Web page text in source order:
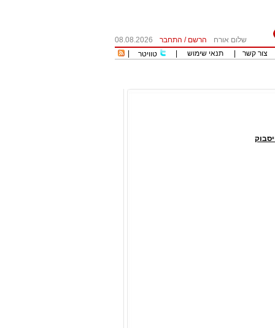
שלום אורח הרשם / התחבר
08.08.2026
צור קשר תנאי שימוש טוויטר